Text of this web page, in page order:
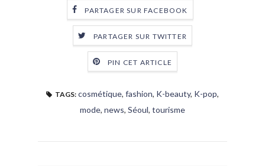
PARTAGER SUR FACEBOOK
PARTAGER SUR TWITTER
PIN CET ARTICLE
TAGS: cosmétique, fashion, K-beauty, K-pop,
mode, news, Séoul, tourisme